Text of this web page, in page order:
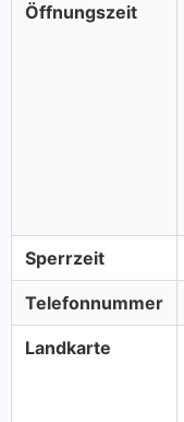
Öffnungszeit
Sperrzeit
Telefonnummer
Landkarte